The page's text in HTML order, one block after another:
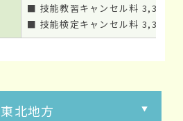
■ 技能教習キャンセル料 3,300円
■ 技能検定キャンセル料 3,300円
東北地方